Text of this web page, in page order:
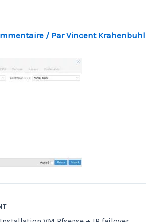
/ ParVincent Krahenbuhl